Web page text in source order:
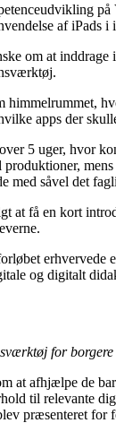
på
af iPads i
om at
himmelrummet,
apps der
5 uger, hvor
med såvel det
at få en kort
og digitalt
for borgere
at afhjælpe de
til relevante
præsenteret